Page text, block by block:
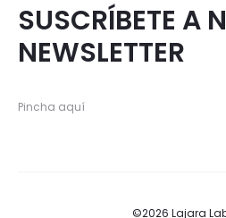
SUSCRÍBETE A
NEWSLETTER
Pincha aquí
©2026 Lajara